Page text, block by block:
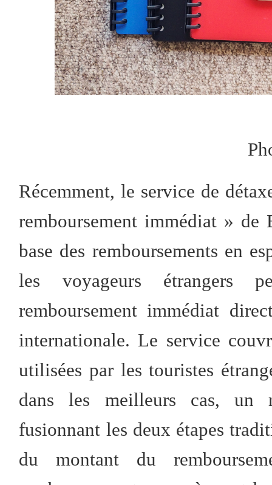
Récemment, le service de
remboursement immédiat »
base des remboursements en
les voyageurs étrangers
remboursement immédiat
internationale. Le service
utilisées par les touristes
dans les meilleurs cas, un
fusionnant les deux étapes
du montant du